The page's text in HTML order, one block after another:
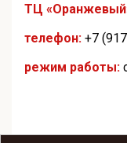
ТЦ
телефон: +7
режим работы: